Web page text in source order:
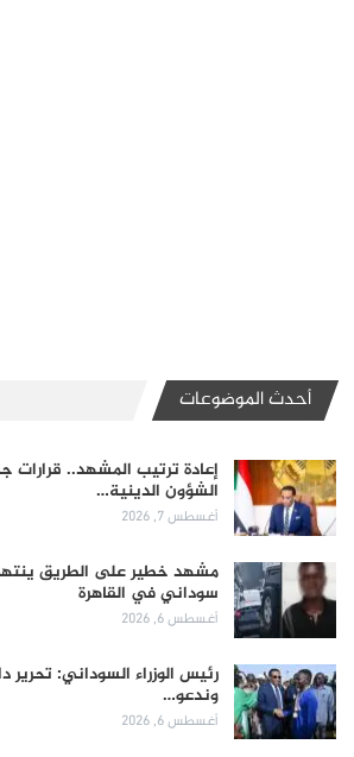
أحدث الموضوعات
إعادة ترتيب المشهد.. قرارات
الشؤون الدينية…
أغسطس 7, 2026
مشهد خطير على الطريق
سوداني في القاهرة
أغسطس 6, 2026
رئيس الوزراء السوداني: تحرير
وندعو…
أغسطس 6, 2026